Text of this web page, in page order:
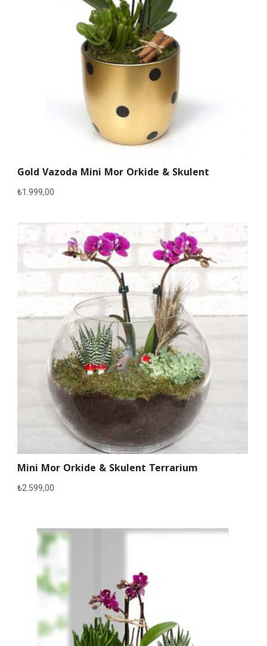
Gold Vazoda Mini Mor Orkide & Skulent
₺1.999,00
Mini Mor Orkide & Skulent Terrarium
₺2.599,00